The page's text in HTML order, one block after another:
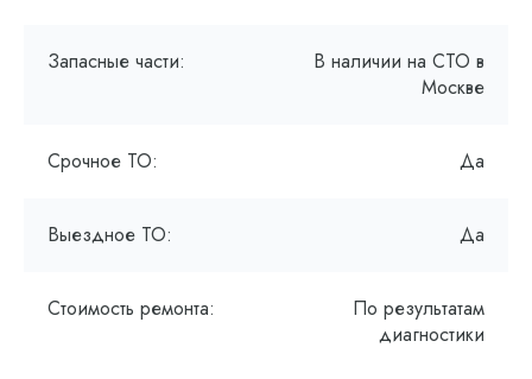
Запасные части:
В наличии на СТО в
Москве
Срочное ТО: Да
Выездное ТО: Да
Стоимость ремонта:
По результатам
диагностики